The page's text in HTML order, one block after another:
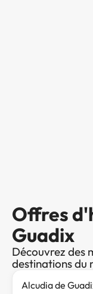
Offres
Guadix
Découvrez des
destinations du